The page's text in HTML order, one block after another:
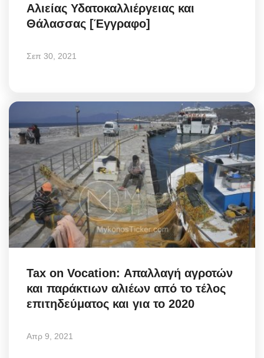
Αλιείας Υδατοκαλλιέργειας και
Θάλασσας [Έγγραφο]
Σεπ 30, 2021
Tax on Vocation: Απαλλαγή αγροτών
και παράκτιων αλιέων από το τέλος
επιτηδεύματος και για το 2020
Απρ 9, 2021